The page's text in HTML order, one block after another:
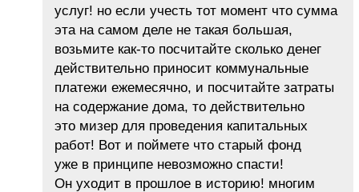
услуг! но если учесть тот момент что сумма
эта на самом деле не такая большая,
возьмите как-то посчитайте сколько денег
действительно приносит коммунальные
платежи ежемесячно, и посчитайте затраты
на содержание дома, то действительно
это мизер для проведения капитальных
работ! Вот и поймете что старый фонд
уже в принципе невозможно спасти!
Он уходит в прошлое в историю! многим